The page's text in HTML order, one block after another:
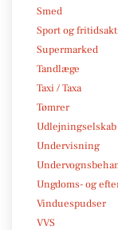
Smed
Sport og
Supermarked
Tandlæge
Taxi / Taxa
Tømrer
Udlejningselskab
Undervisning
Ungdoms- og
Vinduespudser
VVS